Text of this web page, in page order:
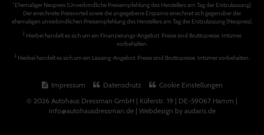
1Ehemaliger Neupreis (Unverbindliche Preisempfehlung des Herstellers am Tag der Erstzulassung).
Der errechnete Preisvorteil sowie die angegebene Ersparnis errechnet sich gegenüber der
ehemaligen unverbindlichen Preisempfehlung des Herstellers am Tag der Erstzulassung (Neupreis).
2 Hierbei handelt es sich um ein Finanzierungs-Angebot. Preise sind Bruttopreise. Irrtümer
vorbehalten.
3 Hierbei handelt es sich um ein Leasing-Angebot. Preise sind Bruttopreise. Irrtümer vorbehalten.
Impressum Datenschutz
Cookie Einstellungen
© 2026 Autohaus Dressman GmbH | Küferstr. 19 | DE-59067 Hamm |
info@autohausdressman.de | Webdesign by audaris.de